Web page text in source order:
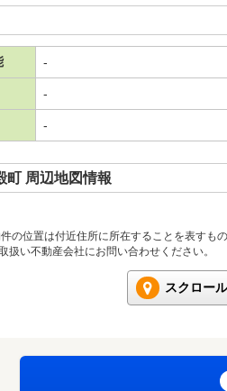
-
-
-
町 周辺地図情報
の位置は付近住所に所在することを表すも
扱い不動産会社にお問い合わせください。
スクロー